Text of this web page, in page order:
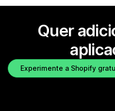
Quer
Experimente a Shopify